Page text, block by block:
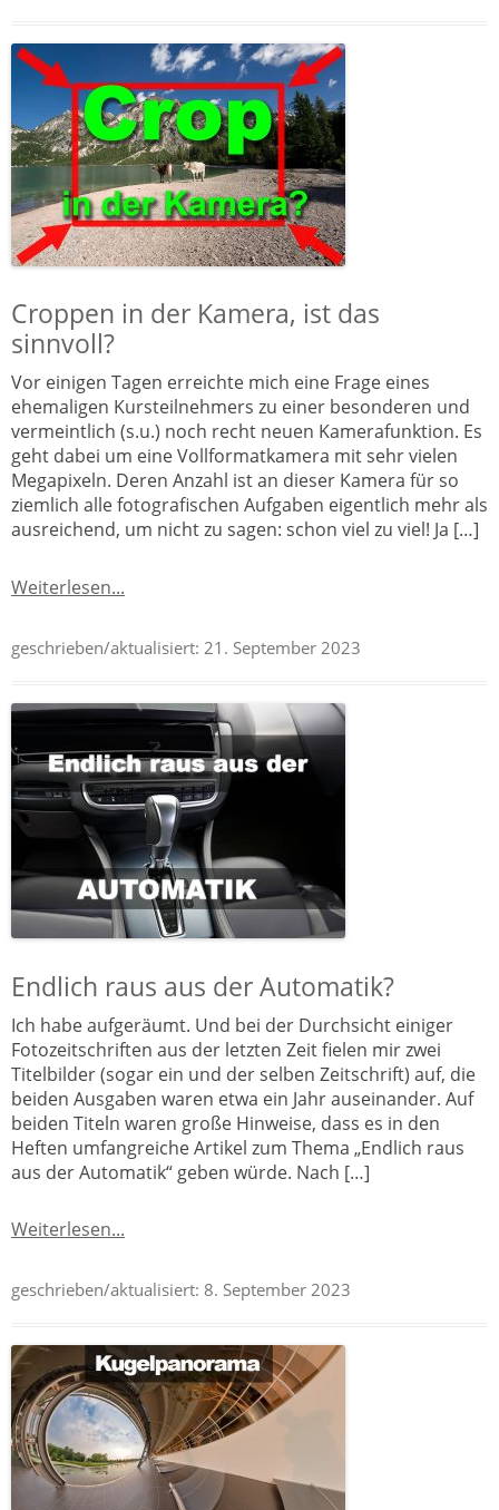
Croppen in der Kamera, ist das
sinnvoll?
Vor einigen Tagen erreichte mich eine Frage eines
ehemaligen Kursteilnehmers zu einer besonderen und
vermeintlich (s.u.) noch recht neuen Kamerafunktion. Es
geht dabei um eine Vollformatkamera mit sehr vielen
Megapixeln. Deren Anzahl ist an dieser Kamera für so
ziemlich alle fotografischen Aufgaben eigentlich mehr als
ausreichend, um nicht zu sagen: schon viel zu viel! Ja […]
Weiterlesen...
geschrieben/aktualisiert: 21. September 2023
Endlich raus aus der Automatik?
Ich habe aufgeräumt. Und bei der Durchsicht einiger
Fotozeitschriften aus der letzten Zeit fielen mir zwei
Titelbilder (sogar ein und der selben Zeitschrift) auf, die
beiden Ausgaben waren etwa ein Jahr auseinander. Auf
beiden Titeln waren große Hinweise, dass es in den
Heften umfangreiche Artikel zum Thema „Endlich raus
aus der Automatik“ geben würde. Nach […]
Weiterlesen...
geschrieben/aktualisiert: 8. September 2023